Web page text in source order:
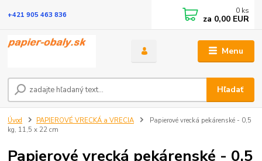
Menu
Hľadať
+421 905 463 836 0 ks
za 0,00 EUR
Úvod PAPIEROVÉ VRECKÁ a VRECIA
Papierové vrecká pekárenské - 0,5
kg, 11,5 x 22 cm
Papierové vrecká pekárenské - 0,5